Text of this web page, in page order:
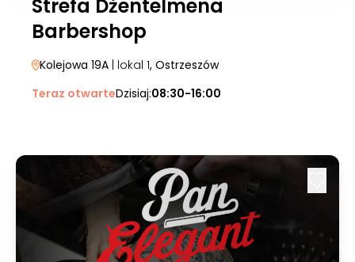
Strefa Dżentelmena
Barbershop
Kolejowa 19A | lokal 1, Ostrzeszów
Teraz otwarteDzisiaj:08:30-16:00